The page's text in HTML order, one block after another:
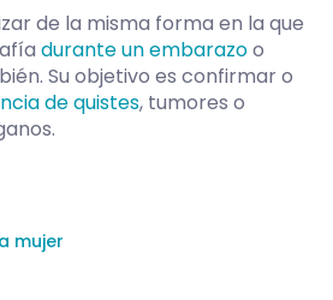
de la misma forma en la que
durante un embarazoo
Su objetivo es confirmar o
de quistes, tumores o
mujer